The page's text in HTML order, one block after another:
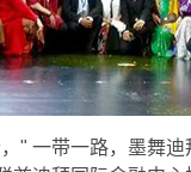
" 一带一路，墨舞